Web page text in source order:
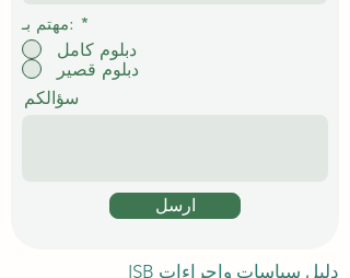
مهتم بـ: *
دبلوم كامل
دبلوم قصير
سؤالكم
ارسل
دليل سياسات وإجراءات ISB